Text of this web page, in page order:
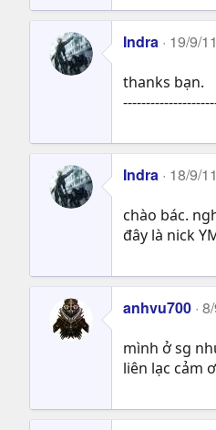
Indra 19/9/11
thanks bạn.
Indra 18/9/11
chào bác.
đây là nick
anhvu700
mình ở sg
liên lạc cảm